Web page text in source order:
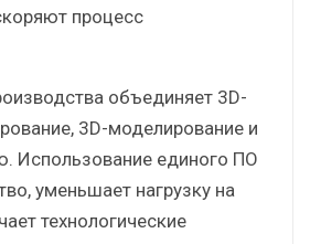
процесс
объединяет 3D-
3D-моделирование и
Использование единого ПО
уменьшает нагрузку на
технологические